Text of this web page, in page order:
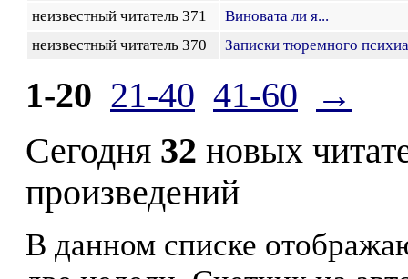
неизвестный читатель 371
Виновата ли я...
неизвестный читатель 370
Записки тюремного
1-20 21-40 41-60
→
Сегодня 32 новых
произведений
В данном списке